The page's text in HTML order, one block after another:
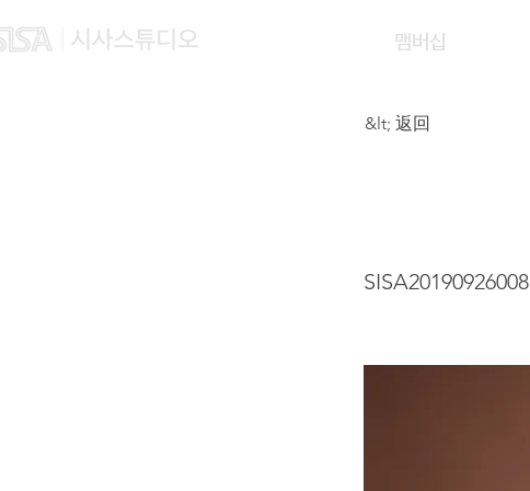
맴버십
&lt; 返回
SISA20190926008